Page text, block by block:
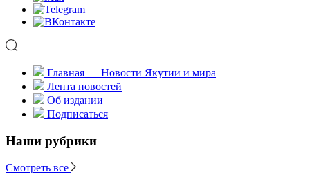
Главная — Новости Якутии и мира
Лента новостей
Об издании
Подписаться
Наши рубрики
Смотреть все